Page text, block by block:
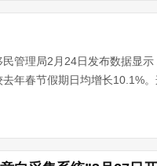
民管理局2月24日发布数据显
年春节假期日均增长10.1%